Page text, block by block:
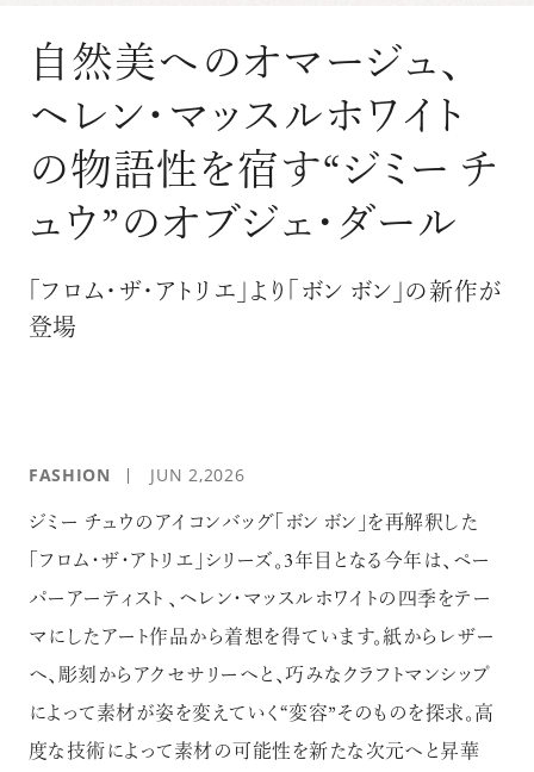
自然美へのオマージュ、
ヘレン・マッスルホワイト
の物語性を宿す“ジミー チ
ュウ”のオブジェ･ダール
「フロム･ザ･アトリエ」より「ボン ボン」の新作が
登場
FASHION JUN 2,2026
ジミー チュウのアイコンバッグ「ボン ボン」を再解釈した
「フロム・ザ・アトリエ」シリーズ。3年目となる今年は、ペー
パーアーティスト 、ヘレン・マッスルホワイトの四季をテー
マにしたアート作品から着想を得ています。紙からレザー
へ、彫刻からアクセサリーへと、巧みなクラフトマンシップ
によって素材が姿を変えていく“変容”そのものを探求。高
度な技術によって素材の可能性を新たな次元へと昇華